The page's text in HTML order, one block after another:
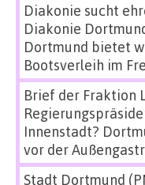
Diakonie sucht
Diakonie
Dortmund bietet
Bootsverleih im
Brief der Fraktion
Innenstadt?
vor der
Stadt Dortmund